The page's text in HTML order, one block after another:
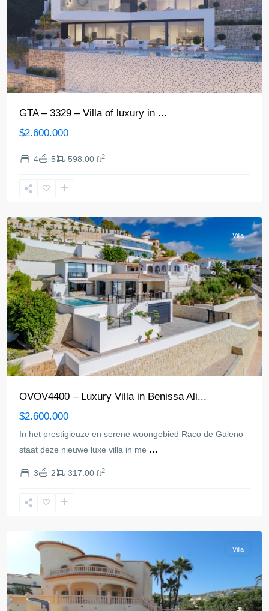
GTA – 3329 – Villa of luxury in ...
$2.600.000
4 5 598.00 ft2
Villa
OVOV4400 – Luxury Villa in Benissa Ali...
$2.600.000
In het prestigieuze en serene woongebied Raco de Galeno
staat deze nieuwe luxe villa in me ...
3 2 317.00 ft2
Villa